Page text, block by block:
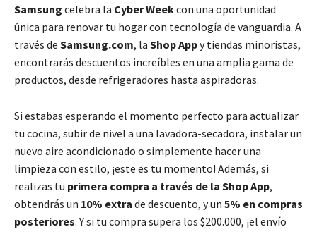
Samsung celebra la Cyber Weekcon una oportunidad
única para renovar tu hogar con tecnología de vanguardia. A
través de Samsung.com, la Shop Appy tiendas minoristas,
encontrarás descuentos increíbles en una amplia gama de
productos, desde refrigeradores hasta aspiradoras.
Si estabas esperando el momento perfecto para actualizar
tu cocina, subir de nivel a una lavadora-secadora, instalar un
nuevo aire acondicionado o simplemente hacer una
limpieza con estilo, ¡este es tu momento! Además, si
realizas tu primera compra a través de la Shop App,
obtendrás un 10% extra de descuento, y un 5% en compras
posteriores. Y si tu compra supera los $200.000, ¡el envío